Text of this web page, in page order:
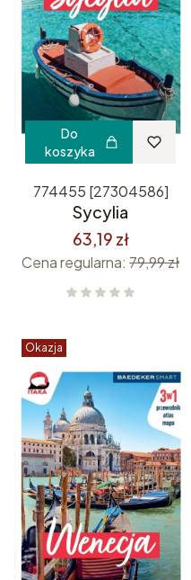
Do
koszyka
774455 [27304586]
Sycylia
63,19 zł
Cena regularna: 79,99 zł
Okazja